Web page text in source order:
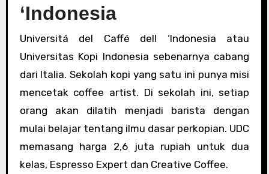
‘Indonesia
Universitá del Caffé dell ‘Indonesia atau
Universitas Kopi Indonesia sebenarnya cabang
dari Italia. Sekolah kopi yang satu ini punya misi
mencetak coffee artist. Di sekolah ini, setiap
orang akan dilatih menjadi barista dengan
mulai belajar tentang ilmu dasar perkopian. UDC
memasang harga 2,6 juta rupiah untuk dua
kelas, Espresso Expert dan Creative Coffee.